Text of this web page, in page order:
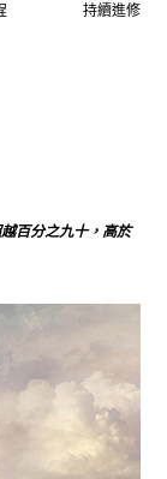
持續進修
百分之九十，高於